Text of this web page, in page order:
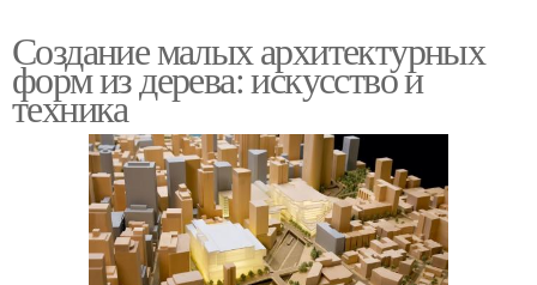
Создание малых архитектурных
форм из дерева: искусство и
техника